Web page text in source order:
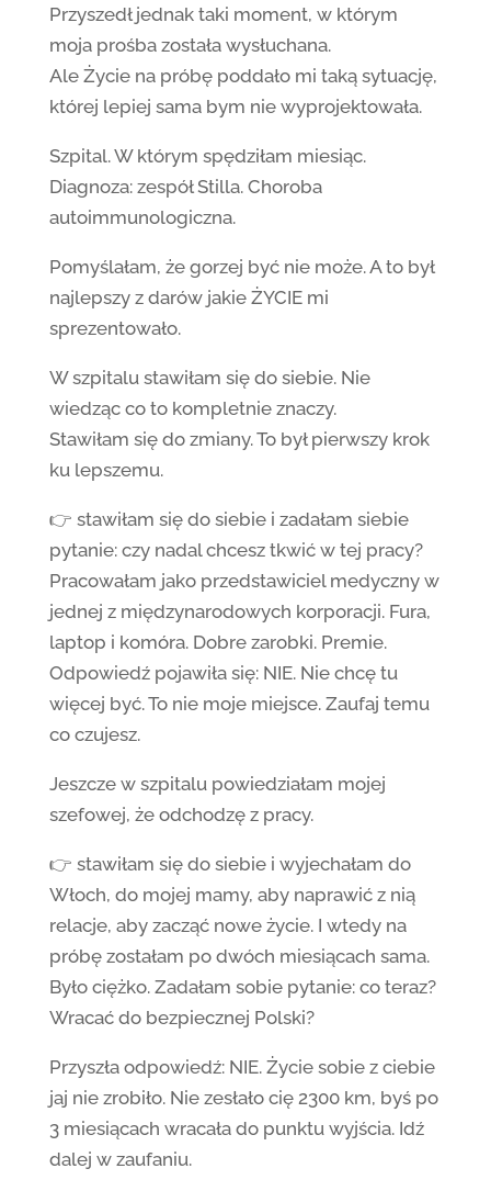
Przyszedł jednak taki moment, w którym
moja prośba została wysłuchana.
Ale Życie na próbę poddało mi taką sytuację,
której lepiej sama bym nie wyprojektowała.
Szpital. W którym spędziłam miesiąc.
Diagnoza: zespół Stilla. Choroba
autoimmunologiczna.
Pomyślałam, że gorzej być nie może. A to był
najlepszy z darów jakie ŻYCIE mi
sprezentowało.
W szpitalu stawiłam się do siebie. Nie
wiedząc co to kompletnie znaczy.
Stawiłam się do zmiany. To był pierwszy krok
ku lepszemu.
👉 stawiłam się do siebie i zadałam siebie
pytanie: czy nadal chcesz tkwić w tej pracy?
Pracowałam jako przedstawiciel medyczny w
jednej z międzynarodowych korporacji. Fura,
laptop i komóra. Dobre zarobki. Premie.
Odpowiedź pojawiła się: NIE. Nie chcę tu
więcej być. To nie moje miejsce. Zaufaj temu
co czujesz.
Jeszcze w szpitalu powiedziałam mojej
szefowej, że odchodzę z pracy.
👉 stawiłam się do siebie i wyjechałam do
Włoch, do mojej mamy, aby naprawić z nią
relacje, aby zacząć nowe życie. I wtedy na
próbę zostałam po dwóch miesiącach sama.
Było ciężko. Zadałam sobie pytanie: co teraz?
Wracać do bezpiecznej Polski?
Przyszła odpowiedź: NIE. Życie sobie z ciebie
jaj nie zrobiło. Nie zesłało cię 2300 km, byś po
3 miesiącach wracała do punktu wyjścia. Idź
dalej w zaufaniu.